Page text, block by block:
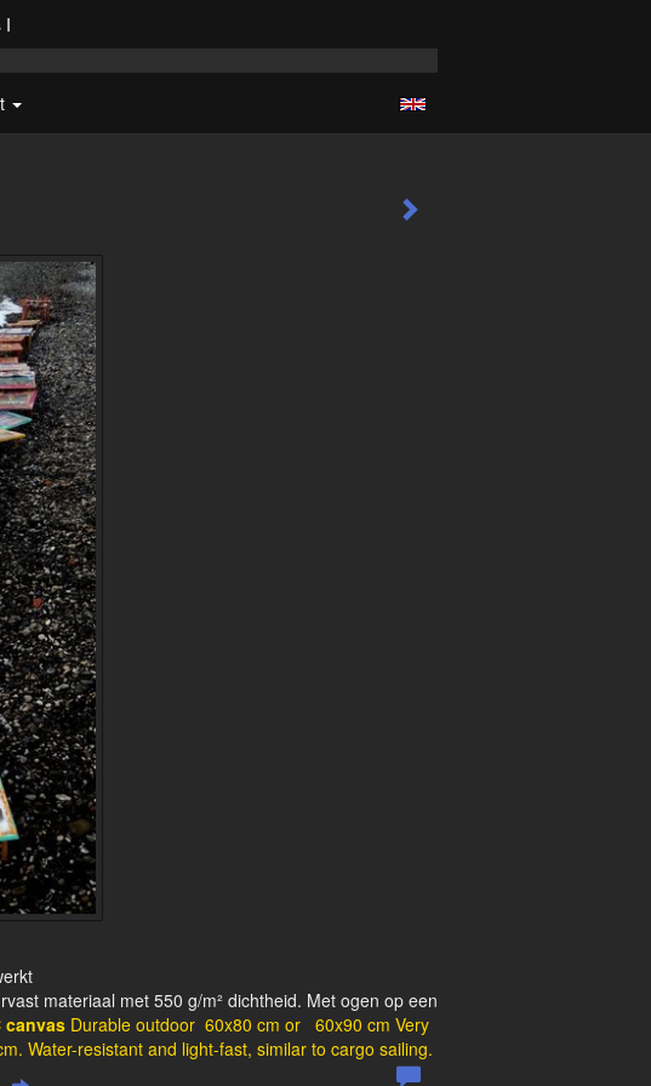
I
materiaal met 550 g/m² dichtheid. Met ogen op een
canvas Durable outdoor 60x80 cm or 60x90 cm Very
Water-resistant and light-fast, similar to cargo sailing.